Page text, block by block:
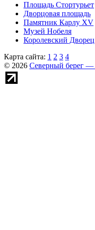
Площадь Стортурьет
Дворцовая площадь
Памятник Карлу XV
Музей Нобеля
Королевский
Карта сайта: 1 2 3 4
© 2026 Северный берег